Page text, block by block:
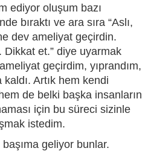
ediyor oluşum bazı
bıraktı ve ara sıra “Aslı,
dev ameliyat geçirdin.
et.” diye uyarmak
geçirdim, yıprandım,
Artık hem kendi
de belki başka insanların
için bu süreci sizinle
istedim.
geliyor bunlar.